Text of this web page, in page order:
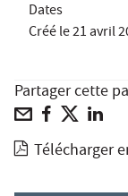
Dates
Créé le21 avril
Partager cette
Télécharger